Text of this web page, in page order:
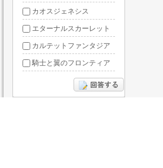
カオスジェネシス
エターナルスカーレット
カルテットファンタジア
騎士と翼のフロンティア
ドラグーン・ナイツ
ぶっ飛び三国